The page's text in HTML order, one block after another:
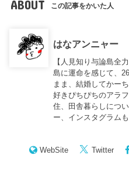
ABOUT この記事をかいた人
はなアンニャー
【人見知り与論島全
島に運命を感じて、
まま、結婚してかー
好きぴちぴちのアラ
住、田舎暮らしにつ
ー、インスタグラム
WebSite Twitter